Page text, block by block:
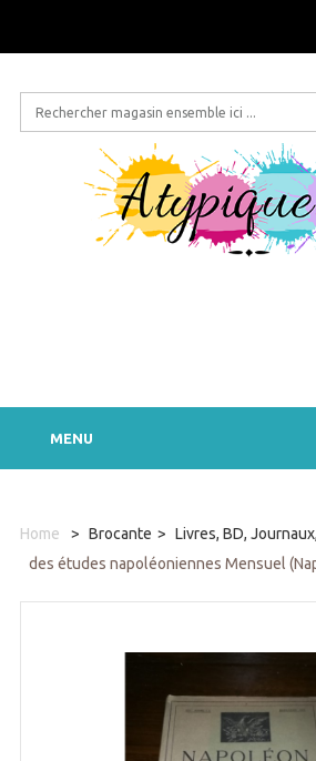
MENU
Home > Brocante > Livres, BD,
des études napoléoniennes Mensuel